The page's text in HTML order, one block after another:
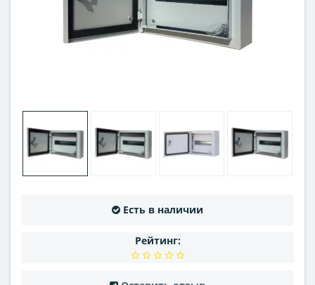
Есть в наличии
Рейтинг: